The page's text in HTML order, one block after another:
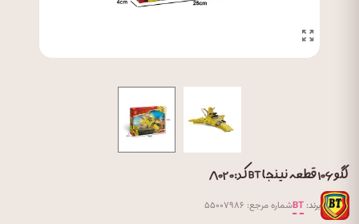
لگو ۱۰۶ قطعه نینجا BT کد: ۸۰۲۰
برند: BTشماره مرجع: ۵۵۰۰۷۹۸۶